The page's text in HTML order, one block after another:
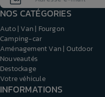
NOS CATÉGORIES
Auto | Van | Fourgon
Camping-car
Aménagement Van | Outdoor
Nouveautés
Destockage
Votre véhicule
INFORMATIONS